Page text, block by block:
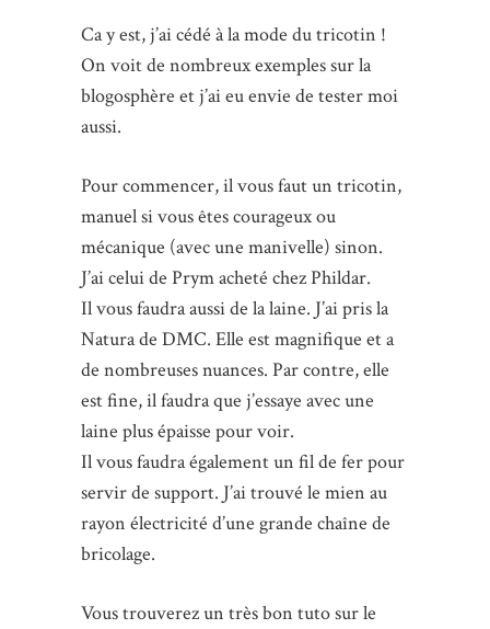
Ca y est, j’ai cédé à la mode du tricotin !
On voit de nombreux exemples sur la
blogosphère et j’ai eu envie de tester moi
aussi.
Pour commencer, il vous faut un tricotin,
manuel si vous êtes courageux ou
mécanique (avec une manivelle) sinon.
J’ai celui de Prym acheté chez Phildar.
Il vous faudra aussi de la laine. J’ai pris la
Natura de DMC. Elle est magnifique et a
de nombreuses nuances. Par contre, elle
est fine, il faudra que j’essaye avec une
laine plus épaisse pour voir.
Il vous faudra également un fil de fer pour
servir de support. J’ai trouvé le mien au
rayon électricité d’une grande chaîne de
bricolage.
Vous trouverez un très bon tuto sur le